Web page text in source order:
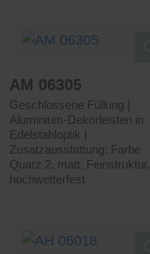
AM 06305
Geschlossene Füllung |
Aluminium-Dekorleisten in
Edelstahloptik |
Zusatzausstattung: Farbe
Quarz 2, matt, Feinstruktur,
hochwetterfest